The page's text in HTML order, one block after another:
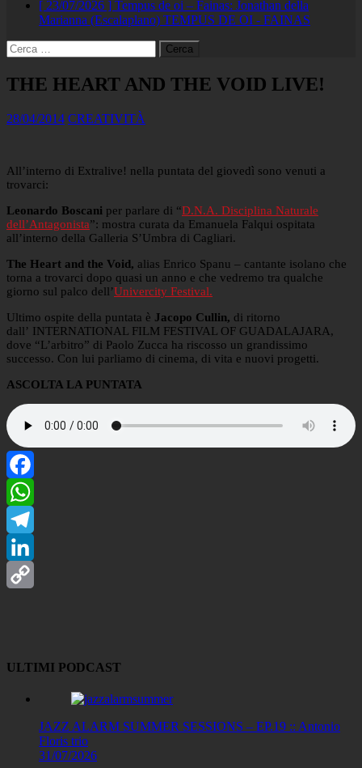
[ 23/07/2026 ] Tempus de oi – Fainas: Jonathan della
Marianna (Escalaplano) TEMPUS DE OI - FAINAS
Ricerca
per:
THE HEART AND THE VOID LIVE!
28/04/2014 CREATIVITÀ
All’interno di Extralive! nella puntata del giovedì sono venuti a
trovarci:
Leonardo Boscani per parlare di “D.N.A. Disciplina Naturale
dell’Antagonista”: mostra curata da Emanuela Falqui ospitata
all’interno della Galleria S’Umbra di Cagliari.
The Heart and the Void, alias Enrico Spanu – cantante isolano che
torna a trovarci dopo quasi un anno e che vedremo tra qualche
giorno sul palco dell’Univercity Festival.
Ultimo ospite della puntata è Jacopo Cullin, di ritorno
dall’ INTERNATIONAL FILM FESTIVAL OF GUADALAJARA,
dove “L’arbitro” di Paolo Zucca ha riscosso un grandissimo
successo. Con lui parliamo di cinema, di vita e nuovi progetti.
ASCOLTA LA PUNTATA
Facebook
WhatsApp
Telegram
LinkedIn
ULTIMI PODCAST
JAZZ ALARM SUMMER SESSIONS – EP.19 :: Antonio
Floris trio
31/07/2026